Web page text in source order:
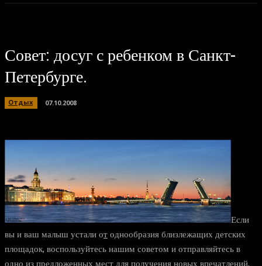
Совет: досуг с ребенком в Санкт-
Петербурге.
Отдых 07.10.2008
Если
вы и ваш малыш устали отоднообразия близлежащих детских
площадок, воспользуйтесь нашим советом и отправляйтесь в